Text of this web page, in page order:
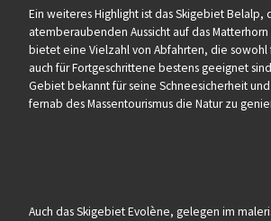
Ein weiteres Highlight ist das Skigebiet Belalp,
atemberaubenden Aussicht auf das
bietet eine Vielzahl von Abfahrten, die sowohl
auch für Fortgeschrittene bestens geeignet
Gebiet bekannt für seine Schneesicherheit
fernab des Massentourismus die Natur zu
Auch das Skigebiet Evolène, gelegen im